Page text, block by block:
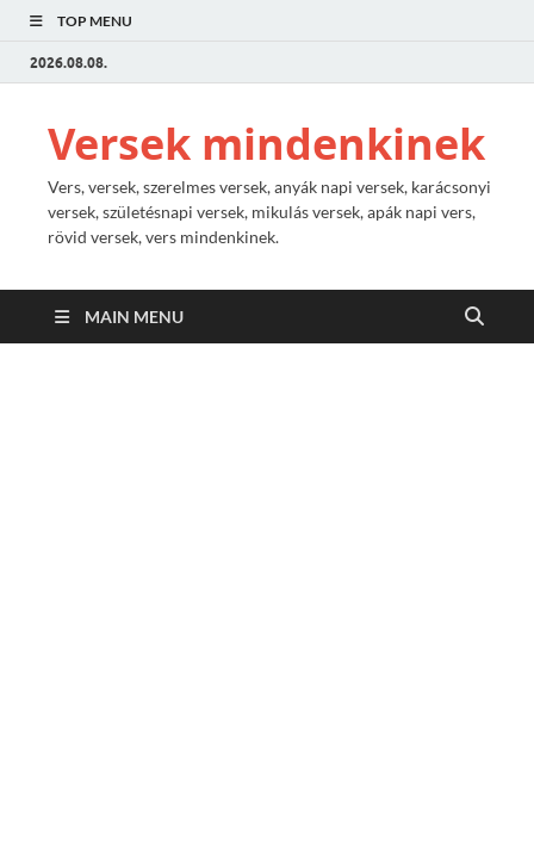
TOP MENU
2026.08.08.
Versek mindenkinek
Vers, versek, szerelmes versek, anyák napi versek, karácsonyi
versek, születésnapi versek, mikulás versek, apák napi vers,
rövid versek, vers mindenkinek.
MAIN MENU